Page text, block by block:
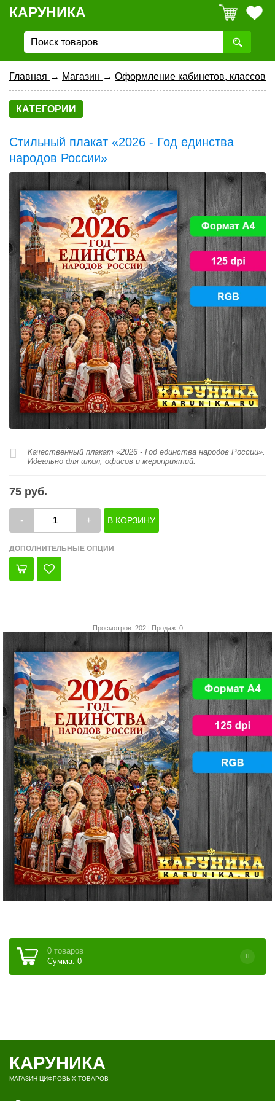
КАРУНИКА
Главная → Магазин → Оформление кабинетов, классов
КАТЕГОРИИ
Стильный плакат «2026 - Год единства
народов России»
Качественный плакат «2026 - Год единства народов России».
Идеально для школ, офисов и мероприятий.
75 руб.
- +
ДОПОЛНИТЕЛЬНЫЕ ОПЦИИ
Просмотров: 202 | Продаж: 0
0 товаров
Сумма: 0
КАРУНИКА
МАГАЗИН ЦИФРОВЫХ ТОВАРОВ